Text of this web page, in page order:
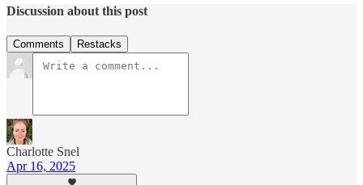
Discussion about this post
Comments Restacks
Charlotte Snel
Apr 16, 2025